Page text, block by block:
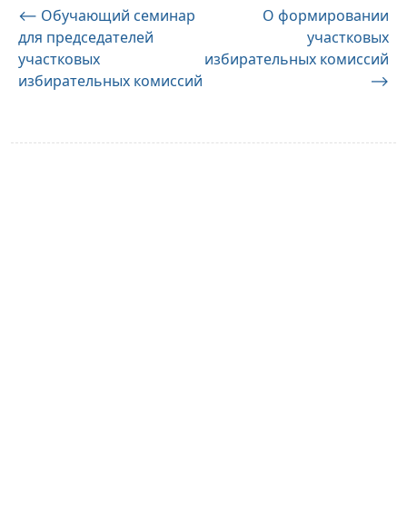
Навигация
по
записям
⟵ Обучающий семинар
для председателей
участковых
избирательных комиссий
О формировании
участковых
избирательных комиссий
⟶